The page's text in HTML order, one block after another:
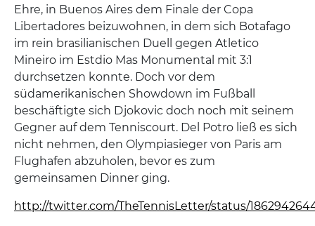
Ehre, in Buenos Aires dem Finale der Copa
Libertadores beizuwohnen, in dem sich Botafago
im rein brasilianischen Duell gegen Atletico
Mineiro im Estdio Mas Monumental mit 3:1
durchsetzen konnte. Doch vor dem
südamerikanischen Showdown im Fußball
beschäftigte sich Djokovic doch noch mit seinem
Gegner auf dem Tenniscourt. Del Potro ließ es sich
nicht nehmen, den Olympiasieger von Paris am
Flughafen abzuholen, bevor es zum
gemeinsamen Dinner ging.
http://twitter.com/TheTennisLetter/status/